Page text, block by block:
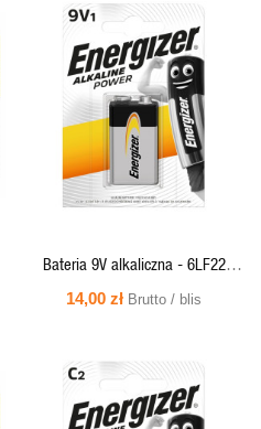
SZYBKI
PODGLĄD
Bateria 9V alkaliczna - 6LF22
ALKALINE POWER 522 Energizer
14,00 zł Brutto / blis
SZYBKI